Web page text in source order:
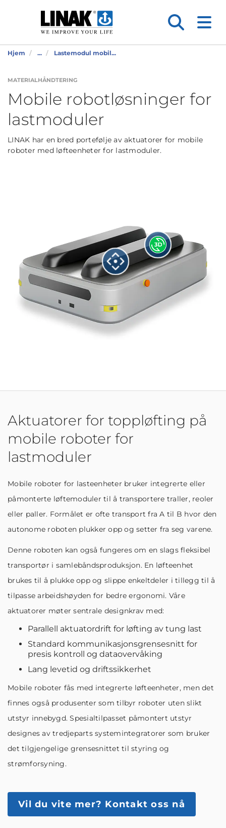
Hjem ... Lastemodul mobil...
MATERIALHÅNDTERING
Mobile robotløsninger for
lastmoduler
LINAK har en bred portefølje av aktuatorer for mobile
roboter med løfteenheter for lastmoduler.
Aktuatorer for toppløfting på
mobile roboter for
lastmoduler
Mobile roboter for lasteenheter bruker integrerte eller
påmonterte løftemoduler til å transportere traller, reoler
eller paller. Formålet er ofte transport fra A til B hvor den
autonome roboten plukker opp og setter fra seg varene.
Denne roboten kan også fungeres om en slags fleksibel
transportør i samlebåndsproduksjon. En løfteenhet
brukes til å plukke opp og slippe enkeltdeler i tillegg til å
tilpasse arbeidshøyden for bedre ergonomi. Våre
aktuatorer møter sentrale designkrav med:
Parallell aktuatordrift for løfting av tung last
Standard kommunikasjonsgrensesnitt for
presis kontroll og dataovervåking
Lang levetid og driftssikkerhet
Mobile roboter fås med integrerte løfteenheter, men det
finnes også produsenter som tilbyr roboter uten slikt
utstyr innebygd. Spesialtilpasset påmontert utstyr
designes av tredjeparts systemintegratorer som bruker
det tilgjengelige grensesnittet til styring og
strømforsyning.
Vil du vite mer? Kontakt oss nå